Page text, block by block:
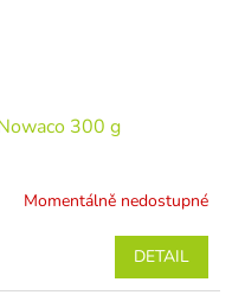
300 g
Momentálně nedostupné
DETAIL